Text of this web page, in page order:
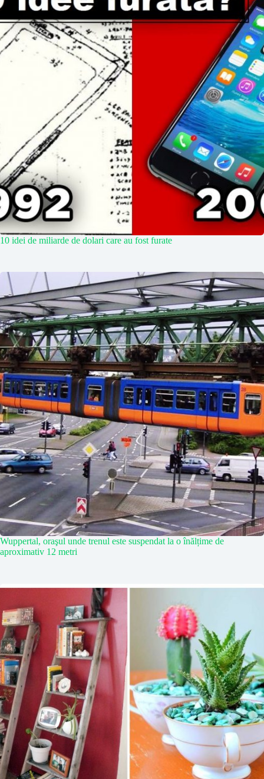
10 idei de miliarde de dolari care au fost furate
Wuppertal, oraşul unde trenul este suspendat la o înălțime de
aproximativ 12 metri